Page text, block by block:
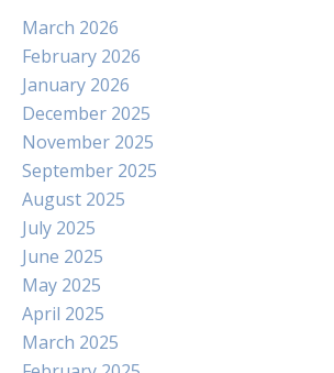
March 2026
February 2026
January 2026
December 2025
November 2025
September 2025
August 2025
July 2025
June 2025
May 2025
April 2025
March 2025